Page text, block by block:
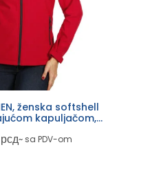
ženska softshell
kapuljačom,
рсд~ sa PDV-om